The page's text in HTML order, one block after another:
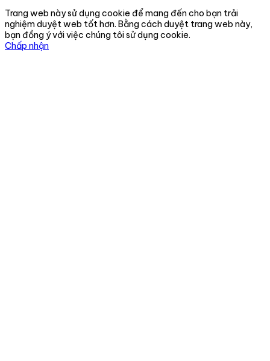
Trang web này sử dụng cookie để mang đến cho bạn trải
nghiệm duyệt web tốt hơn. Bằng cách duyệt trang web này,
bạn đồng ý với việc chúng tôi sử dụng cookie.
Chấp nhận